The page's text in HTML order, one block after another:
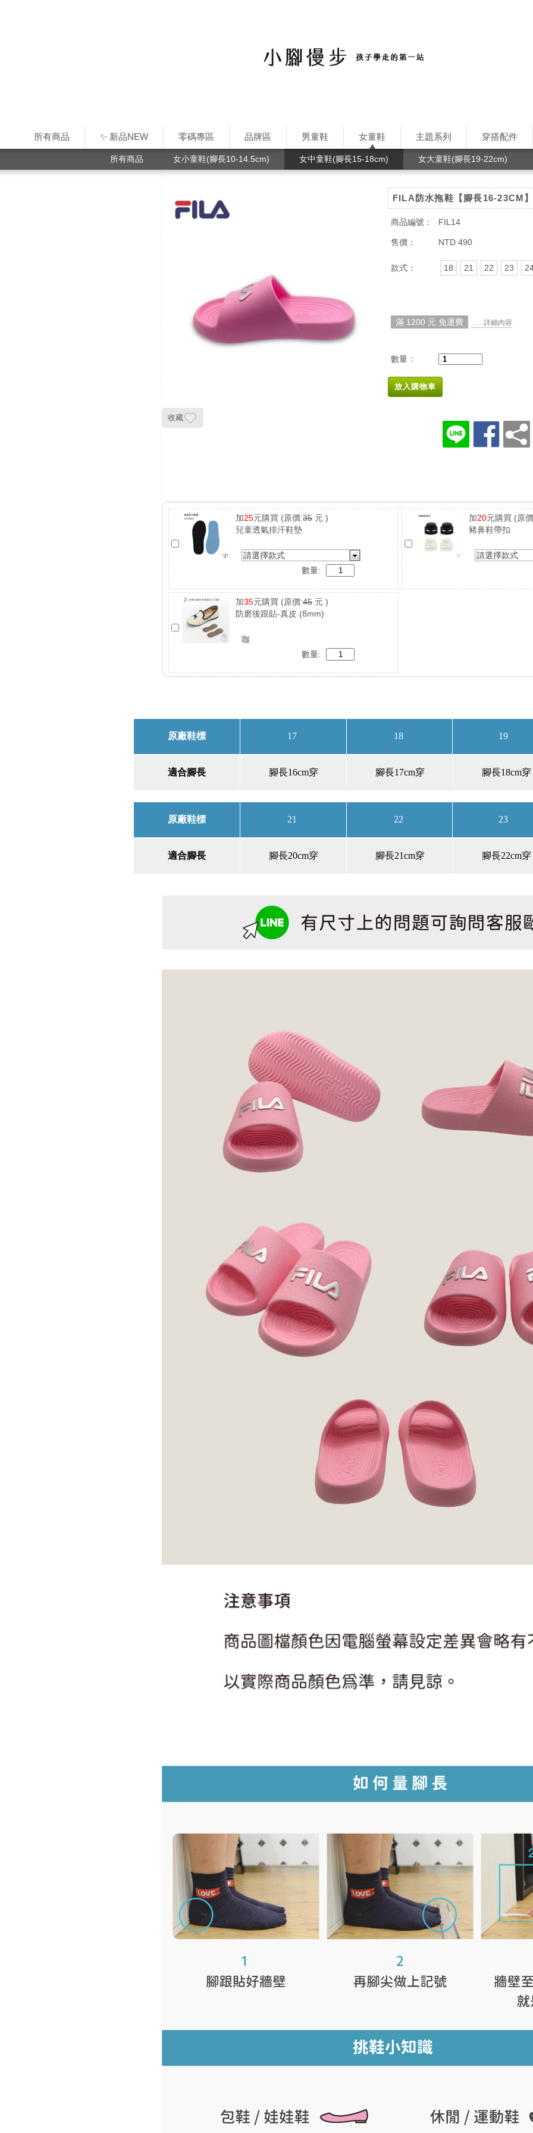
所有商品 ✨ 新品NEW 零碼專區 品牌區 男童鞋 女童鞋 主題系列 穿搭配件
所有商品 女小童鞋(腳長10-14.5cm) 女中童鞋(腳長15-18cm) 女大童鞋(腳長19-22cm)
收藏
FILA防水拖鞋【腳長16-23CM
商品編號： FIL14
售價： NTD 490
款式： 18 21 22 23
滿 1200 元 免運費 . . . 詳細內容
數量：
放入購物車
加25元購買 (原價:35 元 )
兒童透氣排汗鞋墊
請選擇款式
數量:
加20元購買 (原
豬鼻鞋帶扣
請選擇款式
加35元購買 (原價:45 元 )
防磨後跟貼-真皮 (8mm)
咖
數量: